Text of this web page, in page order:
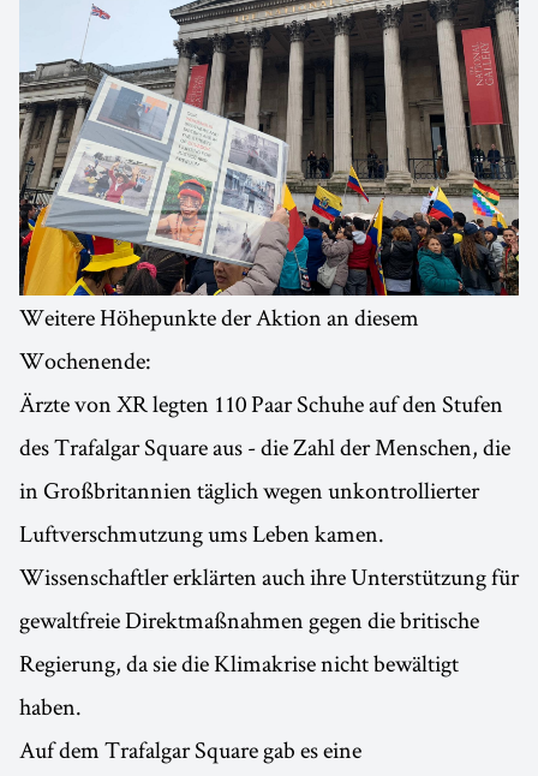
Weitere Höhepunkte der Aktion an diesem
Wochenende:
Ärzte von XR legten 110 Paar Schuhe auf den Stufen
des Trafalgar Square aus - die Zahl der Menschen, die
in Großbritannien täglich wegen unkontrollierter
Luftverschmutzung ums Leben kamen.
Wissenschaftler erklärten auch ihre Unterstützung für
gewaltfreie Direktmaßnahmen gegen die britische
Regierung, da sie die Klimakrise nicht bewältigt
haben.
Auf dem Trafalgar Square gab es eine